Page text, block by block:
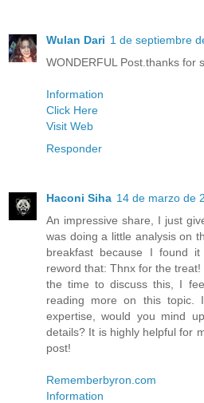
Wulan Dari 1 de septiembre
WONDERFUL Post.thanks for
Information
Click Here
Visit Web
Responder
Haconi Siha 14 de marzo de
An impressive share, I just
was doing a little analysis on
breakfast because I found
reword that: Thnx for the
the time to discuss this, I
reading more on this topic.
expertise, would you mind
details? It is highly helpful for
post!
Rememberbyron.com
Information